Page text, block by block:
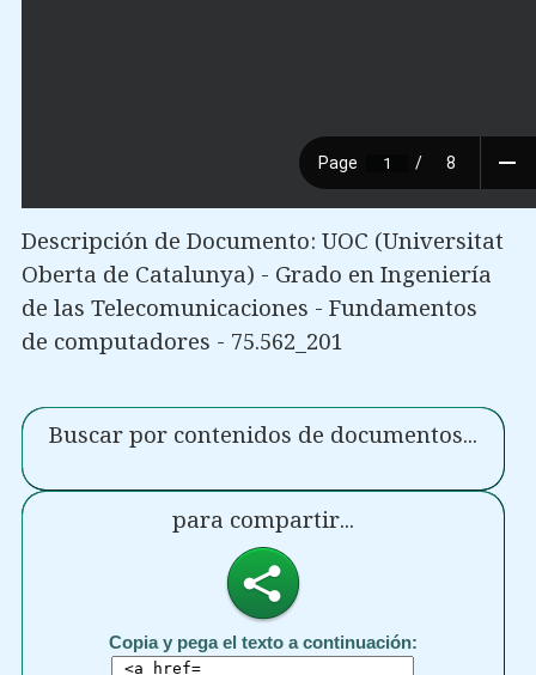
Descripción de Documento: UOC (Universitat
Oberta de Catalunya) - Grado en Ingeniería
de las Telecomunicaciones - Fundamentos
de computadores - 75.562_201
Buscar por contenidos de documentos...
para compartir...
Copia y pega el texto a continuación: